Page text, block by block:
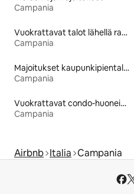
Campania
Vuokrattavat talot lähellä rantaa
Campania
Majoitukset kaupunkipientaloissa
Campania
Vuokrattavat condo-huoneistot
Campania
Airbnb Italia Campania